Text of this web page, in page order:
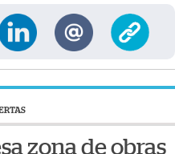
zona de obras